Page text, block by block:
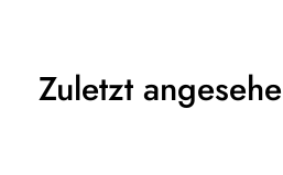
Zuletzt